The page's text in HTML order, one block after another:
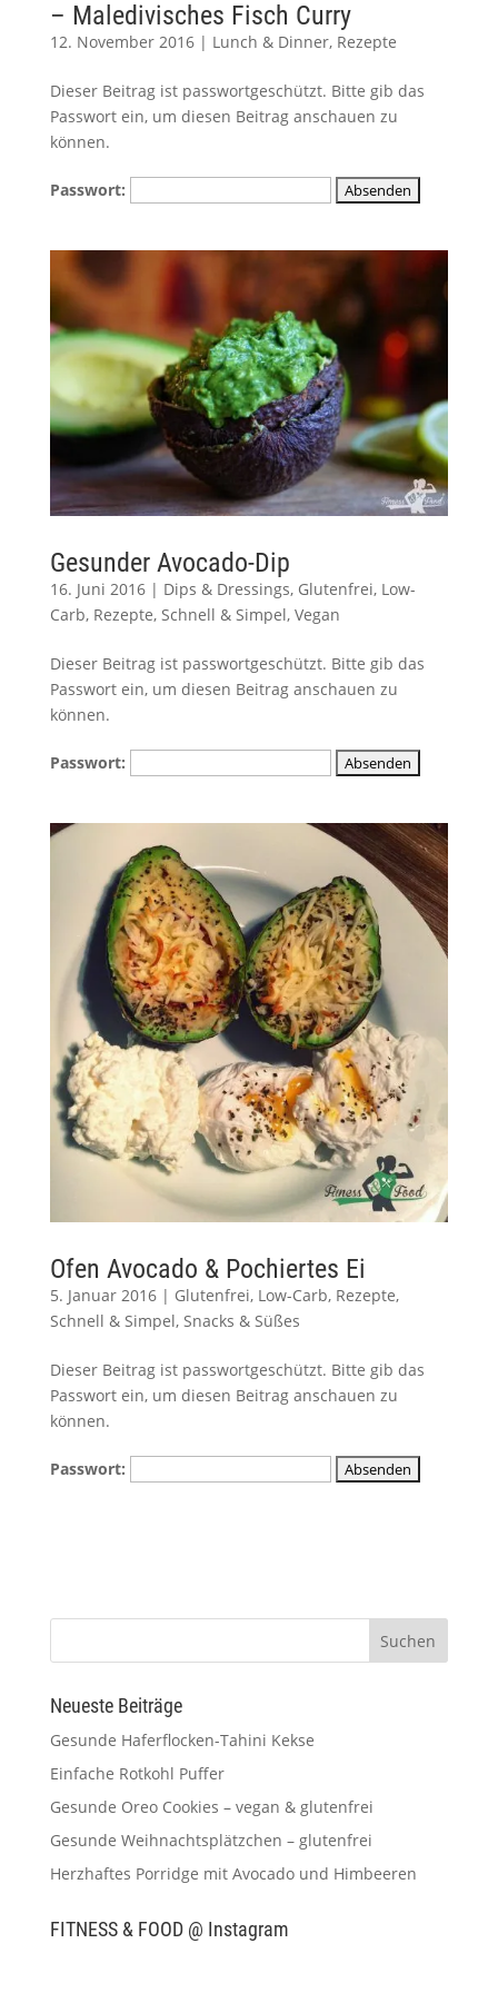
– Maledivisches Fisch Curry
12. November 2016| Lunch & Dinner, Rezepte
Dieser Beitrag ist passwortgeschützt. Bitte gib das
Passwort ein, um diesen Beitrag anschauen zu
können.
Passwort:
Gesunder Avocado-Dip
16. Juni 2016| Dips & Dressings, Glutenfrei, Low-
Carb, Rezepte, Schnell & Simpel, Vegan
Dieser Beitrag ist passwortgeschützt. Bitte gib das
Passwort ein, um diesen Beitrag anschauen zu
können.
Passwort:
Ofen Avocado & Pochiertes Ei
5. Januar 2016| Glutenfrei, Low-Carb, Rezepte,
Schnell & Simpel, Snacks & Süßes
Dieser Beitrag ist passwortgeschützt. Bitte gib das
Passwort ein, um diesen Beitrag anschauen zu
können.
Passwort:
Neueste Beiträge
Gesunde Haferflocken-Tahini Kekse
Einfache Rotkohl Puffer
Gesunde Oreo Cookies – vegan & glutenfrei
Gesunde Weihnachtsplätzchen – glutenfrei
Herzhaftes Porridge mit Avocado und Himbeeren
FITNESS & FOOD @ Instagram